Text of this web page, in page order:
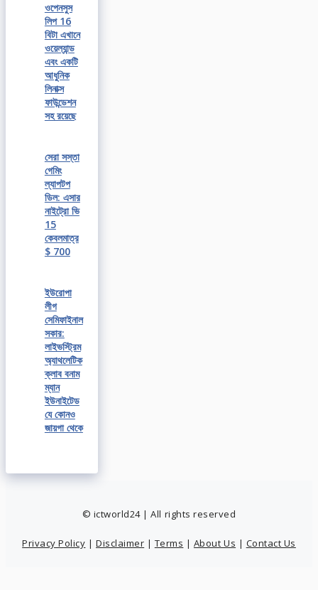
ওপেনসুস
লিপ 16
বিটা এখানে
ওয়েল্যান্ড
এবং একটি
আধুনিক
লিনাক্স
ফাউন্ডেশন
সহ রয়েছে
সেরা সস্তা
গেমিং
ল্যাপটপ
ডিল: এসার
নাইট্রো ভি
15
কেবলমাত্র
$ 700
ইউরোপা
লীগ
সেমিফাইনাল
সকার:
লাইভস্ট্রিম
অ্যাথলেটিক
ক্লাব বনাম
ম্যান
ইউনাইটেড
যে কোনও
জায়গা থেকে
© ictworld24 | All rights reserved
Privacy Policy | Disclaimer | Terms | About Us | Contact Us